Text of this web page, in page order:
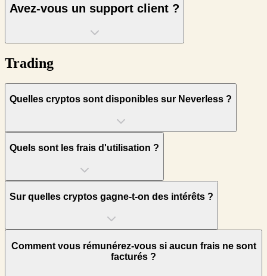
Avez-vous un support client ?
Trading
Quelles cryptos sont disponibles sur Neverless ?
Quels sont les frais d'utilisation ?
Sur quelles cryptos gagne-t-on des intérêts ?
Comment vous rémunérez-vous si aucun frais ne sont
facturés ?